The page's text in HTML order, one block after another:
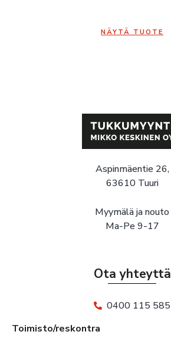
NÄYTÄ TUOTE
Aspinmäentie 26,
63610 Tuuri
Myymälä ja nouto
Ma-Pe 9-17
Ota yhteyttä
0400 115 585
Toimisto/reskontra